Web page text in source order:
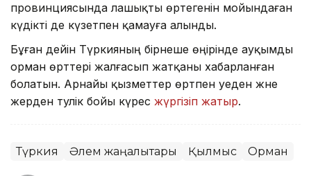
провинциясында лашықты өртегенін мойындаған
күдікті де күзетпен қамауға алынды.
Бұған дейін Түркияның бірнеше өңірінде ауқымды
орман өрттері жалғасып жатқаны хабарланған
болатын. Арнайы қызметтер өртпен әуеден және
жерден тәулік бойы күрес жүргізіп жатыр.
Түркия Әлем жаңалықтары Қылмыс Орман